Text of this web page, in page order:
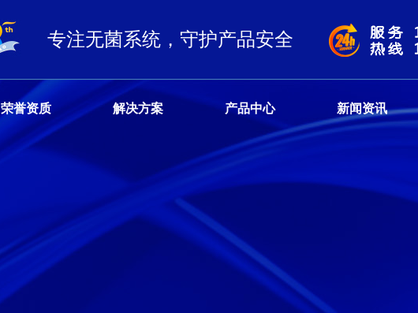
专注无菌系统，守护产品安全
荣誉资质 解决方案 产品中心 新闻资讯